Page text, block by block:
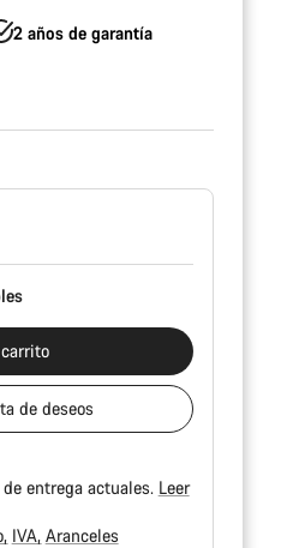
2 años de garantía
de deseos
entrega actuales. Leer
IVA Aranceles